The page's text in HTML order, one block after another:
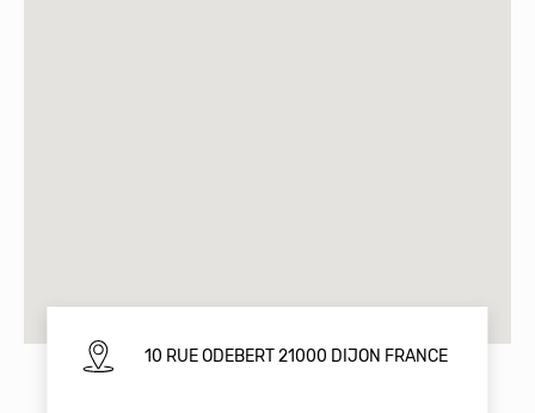
10 RUE ODEBERT 21000 DIJON FRANCE